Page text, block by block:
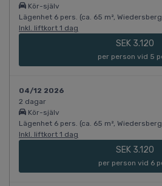
Kör-själv
Lägenhet 6 pers. (ca. 65 m²,
Inkl. liftkort 1 dag
SEK 3.120
per person vid 5
04/12 2026
2 dagar
Kör-själv
Lägenhet 6 pers. (ca. 65 m²,
Inkl. liftkort 1 dag
SEK 3.120
per person vid 6